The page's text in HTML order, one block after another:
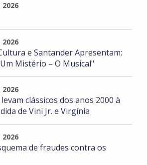
e Santander Apresentam:
Mistério – O Musical"
clássicos dos anos 2000 à
de Vini Jr. e Virgínia
de fraudes contra os